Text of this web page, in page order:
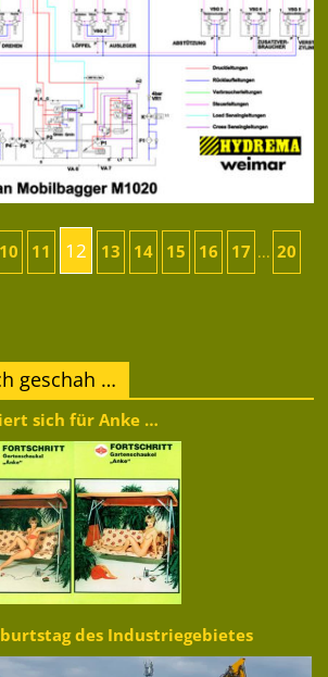
10 11 12 13 14 15 16 17 ... 20
geschah …
sich für Anke …
des Industriegebietes